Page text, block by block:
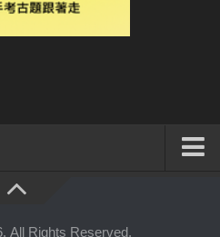
All Rights Reserved.